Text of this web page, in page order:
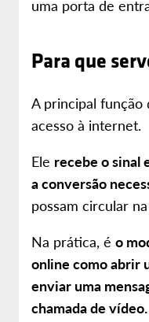
uma porta de
Para que
A principal
acesso à internet.
Ele recebe o sinal
a conversão
possam circular
Na prática, é o
online como abrir
enviar uma
chamada de vídeo.